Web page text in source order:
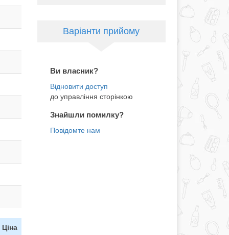
Ціна
Варіанти прийому
Ви власник?
до управління сторінкою
Знайшли помилку?